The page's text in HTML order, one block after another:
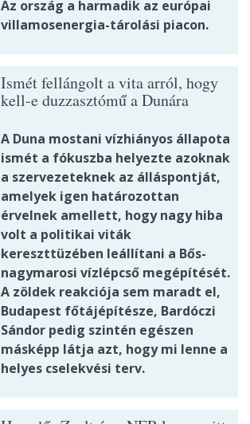
Az ország a harmadik az európai
villamosenergia-tárolási piacon.
Ismét fellángolt a vita arról, hogy
kell-e duzzasztómű a Dunára
A Duna mostani vízhiányos állapota
ismét a fókuszba helyezte azoknak
a szervezeteknek az álláspontját,
amelyek igen határozottan
érvelnek amellett, hogy nagy hiba
volt a politikai viták
kereszttüzében leállítani a Bős-
nagymarosi vízlépcső megépítését.
A zöldek reakciója sem maradt el,
Budapest főtájépítésze, Bardóczi
Sándor pedig szintén egészen
másképp látja azt, hogy mi lenne a
helyes cselekvési terv.